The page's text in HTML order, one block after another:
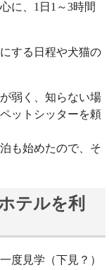
に、1日1～3時間
する日程や犬猫の
弱く、知らない場
ットシッターを頼
も始めたので、そ
テルを利
度見学（下見？）